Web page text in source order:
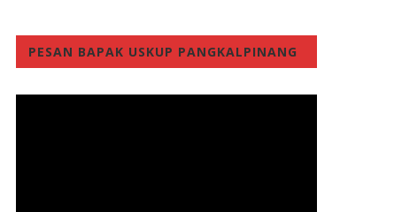
PESAN BAPAK USKUP PANGKALPINANG